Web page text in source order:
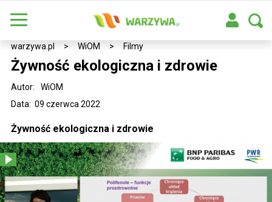
warzywa.pl > WiOM > Filmy
Żywność ekologiczna i zdrowie
Data: 09 czerwca 2022
Autor: WiOM
Żywność ekologiczna i zdrowie